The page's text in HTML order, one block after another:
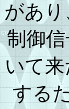
があ
制御
いて
する